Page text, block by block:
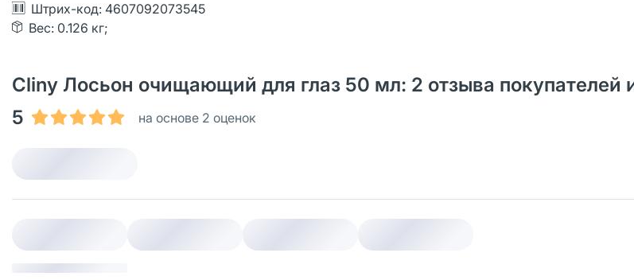
Штрих-код: 4607092073545
Вес: 0.126 кг;
Cliny Лосьон очищающий для глаз 50 мл: 2 отзыва покупателей
5
на основе 2 оценок